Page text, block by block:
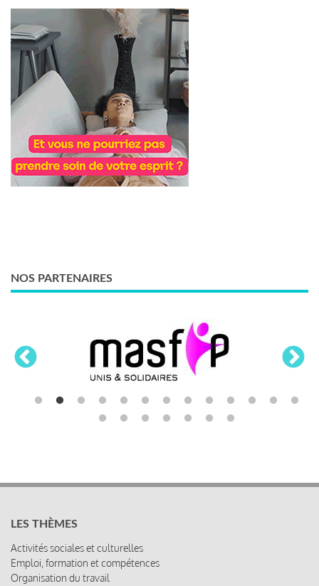
NOS PARTENAIRES
LES THÈMES
Activités sociales et culturelles
Emploi, formation et compétences
Organisation du travail